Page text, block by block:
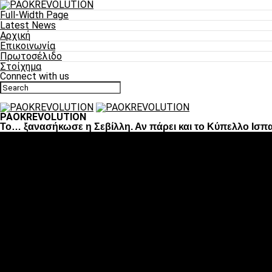
Full-Width Page
Latest News
Αρχική
Επικοινωνία
Πρωτοσέλιδο
Στοίχημα
Connect with us
PAOKREVOLUTION
To… ξανασήκωσε η Σεβίλλη. Αν πάρει και το Κύπελλο